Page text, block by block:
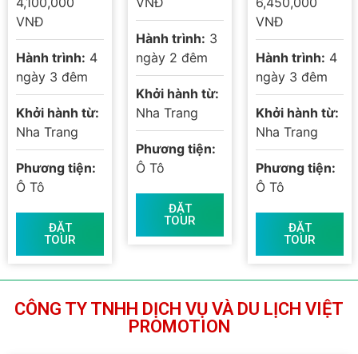
Tắm Bùn –
Vĩnh Hy – Hòn
Bà | Lịch Trình
Trọn Gói 2026
VNĐ
Hành trình: 4
ngày 3 đêm
Khởi hành từ:
Nha Trang
Phương tiện:
Ô Tô
ĐẶT
TOUR
Bùn Khoáng &
Đi Đảo Trọn
Gói 2026
Hành trình: 3
ngày 2 đêm
Khởi hành từ:
Nha Trang
Phương tiện:
Ô Tô
ĐẶT
TOUR
Gia Lai – Kon
Tum – Măng
Đen – Biển
Xanh Miền
VNĐ
Hành trình: 4
ngày 3 đêm
Khởi hành từ:
Nha Trang
Phương tiện:
Ô Tô
ĐẶT
TOUR
CÔNG TY TNHH DỊCH VỤ VÀ DU LỊCH VIỆT
PROMOTION